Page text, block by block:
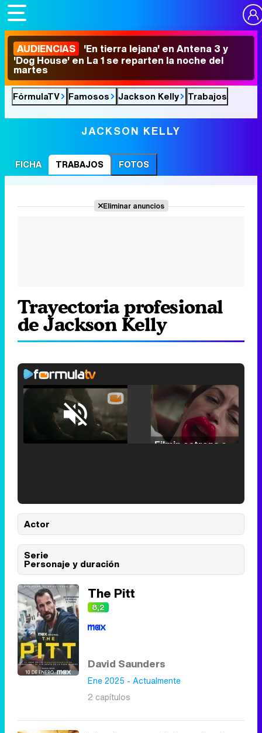
AUDIENCIAS 'En tierra lejana' en Antena 3 y
'Dog House' en La 1 se reparten la noche del
martes
FórmulaTV Famosos Jackson Kelly Trabajos
JACKSON KELLY
FICHA TRABAJOS FOTOS
Eliminar anuncios
Trayectoria profesional
de Jackson Kelly
Unmute /
Loaded:
25.30%
'120 Minutos' celebra sus 2.000 programas en Telemadrid con un vídeo del día a día en la redacción
Tráiler de '33 días', la nueva serie de Atresplayer con Julián Villagrán y José Manuel Poga
Actor
Serie
Personaje y duración
The Pitt
8,2
David Saunders
Ene 2025 - Actualmente
2 capítulos